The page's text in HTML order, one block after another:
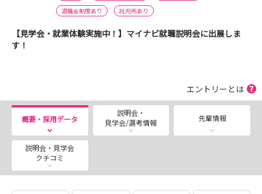
退職金制度あり
託児所あり
【見学会・就業体験実施中！】マイナビ就職説明会に出展しま
す！
エントリーとは
概要・採用データ
説明会・
見学会/選考情報
先輩情報
説明会・見学会
クチコミ